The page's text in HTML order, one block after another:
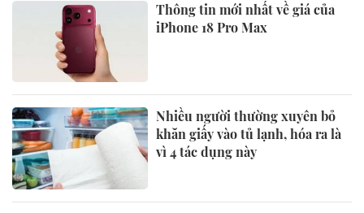
Thông tin mới nhất về giá của
iPhone 18 Pro Max
Nhiều người thường xuyên bỏ
khăn giấy vào tủ lạnh, hóa ra là
vì 4 tác dụng này